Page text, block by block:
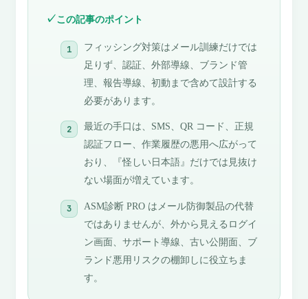
この記事のポイント
フィッシング対策はメール訓練だけでは
足りず、認証、外部導線、ブランド管
理、報告導線、初動まで含めて設計する
必要があります。
最近の手口は、SMS、QR コード、正規
認証フロー、作業履歴の悪用へ広がって
おり、『怪しい日本語』だけでは見抜け
ない場面が増えています。
ASM診断 PRO はメール防御製品の代替
ではありませんが、外から見えるログイ
ン画面、サポート導線、古い公開面、ブ
ランド悪用リスクの棚卸しに役立ちま
す。